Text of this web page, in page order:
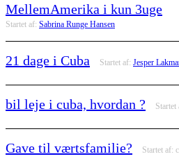
MellemAmerika i kun 3uge
Startet af: Sabrina Runge Hansen
21 dage i Cuba Startet af: Jesper
bil leje i cuba, hvordan ? Startet
Gave til værtsfamilie? Startet af: